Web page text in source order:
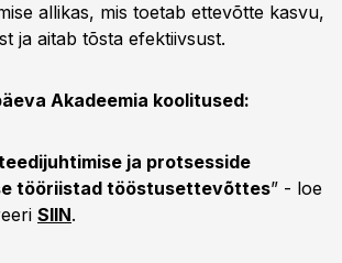
allikas, mis toetab ettevõtte kasvu,
ja aitab tõsta efektiivsust.
Akadeemia koolitused:
ja protsesside
tööriistad tööstusettevõttes” - loe
SIIN.